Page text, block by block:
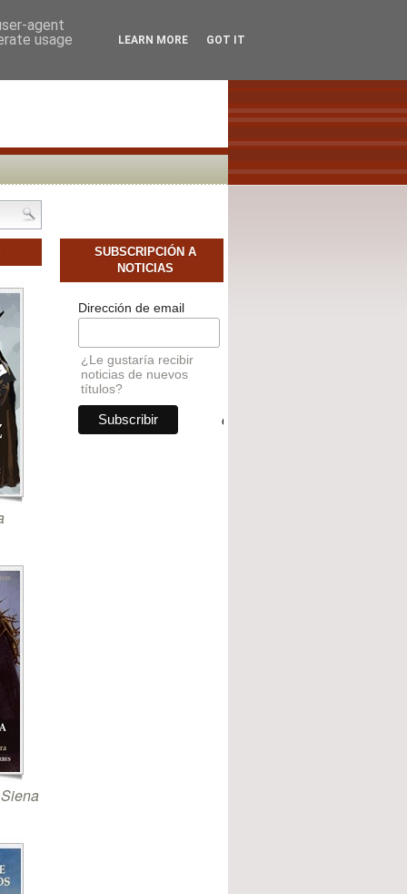
AUTORES NOVELES
SUBSCRIPCIÓN A
NOTICIAS
Dirección de email
¿Le gustaría recibir
noticias de nuevos
títulos?
agent
usage
LEARN MORE GOT IT